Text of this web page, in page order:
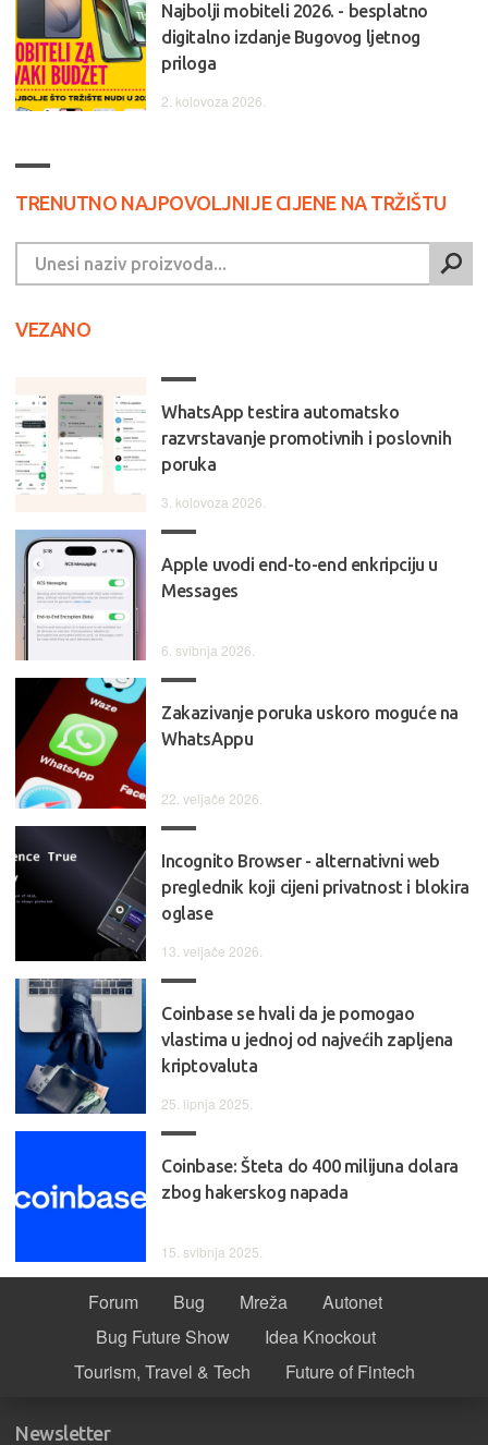
Najbolji mobiteli 2026. - besplatno
digitalno izdanje Bugovog ljetnog
priloga
2. kolovoza 2026.
TRENUTNO NAJPOVOLJNIJE CIJENE NA TRŽIŠTU
VEZANO
WhatsApp testira automatsko
razvrstavanje promotivnih i poslovnih
poruka
3. kolovoza 2026.
Apple uvodi end-to-end enkripciju u
Messages
6. svibnja 2026.
Zakazivanje poruka uskoro moguće na
WhatsAppu
22. veljače 2026.
Incognito Browser - alternativni web
preglednik koji cijeni privatnost i blokira
oglase
13. veljače 2026.
Coinbase se hvali da je pomogao
vlastima u jednoj od najvećih zapljena
kriptovaluta
25. lipnja 2025.
Coinbase: Šteta do 400 milijuna dolara
zbog hakerskog napada
15. svibnja 2025.
Forum Bug Mreža
Autonet
Bug Future Show
Idea Knockout
Tourism, Travel & Tech
Future of Fintech
Newsletter